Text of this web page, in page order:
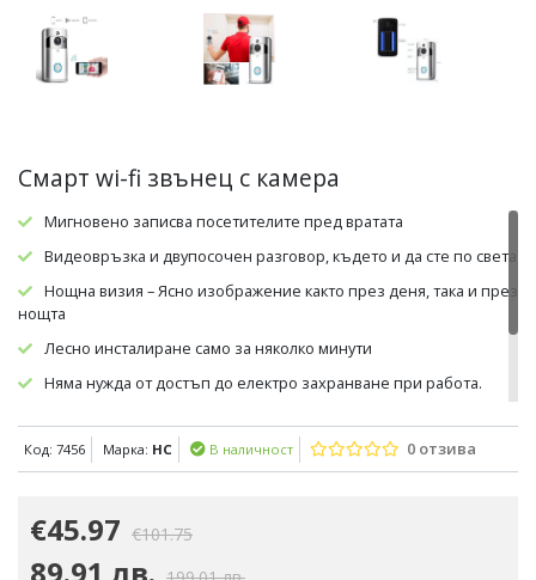
Смарт wi-fi звънец с камера
Мигновено записва посетителите пред вратата
Видеовръзка и двупосочен разговор, където и да сте по света
Нощна визия – Ясно изображение както през деня, така и през
нощта
Лесно инсталиране само за няколко минути
Няма нужда от достъп до електро захранване при работа.
Широкоъгълен обектив – Виждате всичко пред вратата с
обхват от 140°
Код: 7456 Марка: HC В наличност 0 отзива
€45.97 €101.75